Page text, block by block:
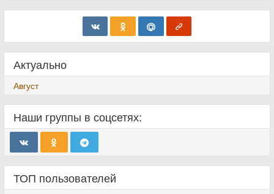
Актуально
Август
Наши группы в соцсетях:
ТОП пользователей